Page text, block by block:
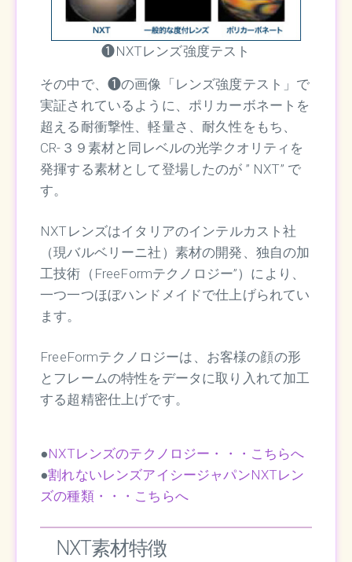
❶NXTレンズ強度テスト
その中で、❶の画像「レンズ強度テスト」で
実証されているように、ポリカーボネートを
超える耐衝撃性、軽量さ、耐久性をもち、
CR-３９素材と同レベルの光学クオリティを
発揮する素材として登場したのが ” NXT” で
す。
NXTレンズはイタリアのインテルカスト社
（現バルベリーニ社）素材の開発、独自の加
工技術（FreeFormテクノロジー”）により、
一つ一つほぼハンドメイドで仕上げられてい
ます。
FreeFormテクノロジーは、お客様の顔の形
とフレームの特性をデータに取り入れて加工
する超精密仕上げです。
●NXTレンズのテクノロジー・・・こちらへ
●割れないレンズアイシージャパンNXTレン
ズの種類・・・こちらへ
NXT素材特徴